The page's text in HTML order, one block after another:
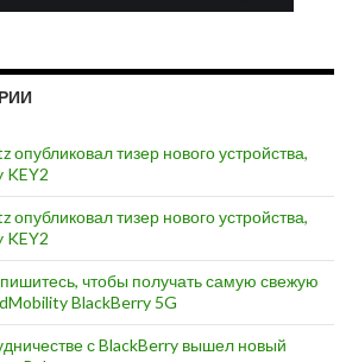
опубликовал тизер нового устройства,
KEY2
опубликовал тизер нового устройства,
KEY2
чтобы получать самую свежую
BlackBerry 5G
с BlackBerry вышел новый